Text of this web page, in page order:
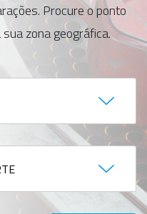
Procure o ponto
zona geográfica.